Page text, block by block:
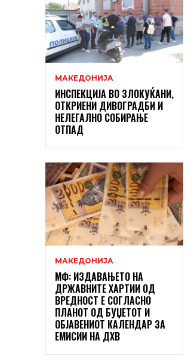
МАКЕДОНИЈА
ИНСПЕКЦИЈА ВО ЗЛОКУЌАНИ,
ОТКРИЕНИ ДИВОГРАДБИ И
НЕЛЕГАЛНО СОБИРАЊЕ
ОТПАД
МАКЕДОНИЈА
МФ: ИЗДАВАЊЕТО НА
ДРЖАВНИТЕ ХАРТИИ ОД
ВРЕДНОСТ Е СОГЛАСНО
ПЛАНОТ ОД БУЏЕТОТ И
ОБЈАВЕНИОТ КАЛЕНДАР ЗА
ЕМИСИИ НА ДХВ